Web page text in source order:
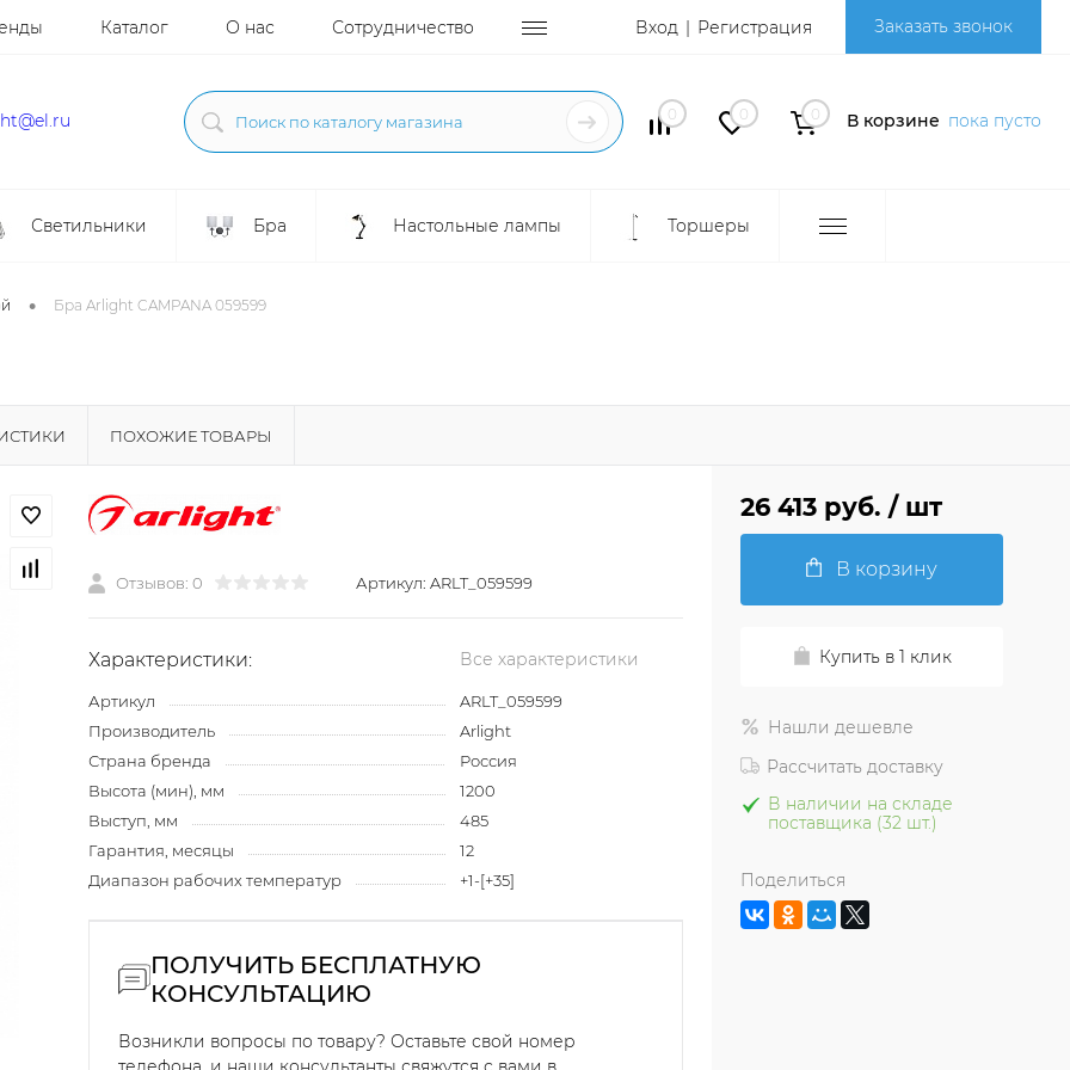
Каталог О нас Сотрудничество Вход Регистрация Заказать звонок
0 0 0 В корзине пока пусто
Светильники Бра Настольные лампы Торшеры
• Бра Arlight CAMPANA 059599
ПОХОЖИЕ ТОВАРЫ
Отзывов: 0 Артикул: ARLT_059599
Характеристики: Все характеристики
Артикул
ARLT_059599
Производитель
Arlight
Страна бренда
Россия
Высота (мин), мм
1200
Выступ, мм
485
Гарантия, месяцы
12
Диапазон рабочих температур
+1-[+35]
ПОЛУЧИТЬ БЕСПЛАТНУЮ
КОНСУЛЬТАЦИЮ
Возникли вопросы по товару? Оставьте свой номер
26 413 руб. / шт
В корзину
Купить в 1 клик
Нашли дешевле
Рассчитать доставку
В наличии на складе
поставщика (32 шт.)
Поделиться